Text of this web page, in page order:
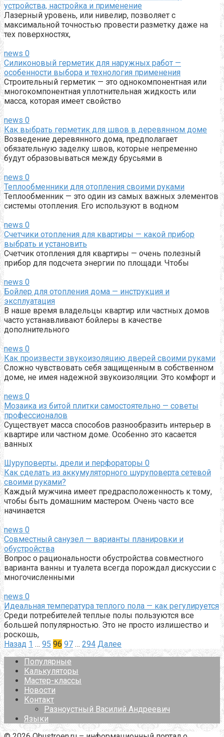
устройства, настройка и применение
Лазерный уровень, или нивелир, позволяет с
максимальной точностью провести разметку даже на
тех поверхностях,
news 0
Силиконовый герметик для наружных работ —
особенности выбора и технология применения
Строительный герметик — это однокомпонентная или
многокомпонентная уплотнительная жидкость или
масса, которая имеет свойство
news 0
Как выбрать герметик для швов в деревянном доме
Возведение деревянного дома, предполагает
обязательную заделку швов, которые непременно
будут образовываться между брусьями в
news 0
Теплообменники для отопления своими руками
Теплообменник — это один из самых важных элементов
системы отопления. Его используют в водном
news 0
Счетчики отопления для квартиры — какой прибор
выбрать и установить
Счетчик отопления для квартиры — очень полезный
прибор для подсчета энергии по площади. Чтобы
news 0
Бойлер для отопления дома — инструкция и
эксплуатация
В наше время владельцы квартир или частных домов
часто устанавливают бойлеры в качестве
дополнительного
news 0
Как произвести звукоизоляцию дверей своими руками
Сложно чувствовать себя защищенным в собственном
доме, не имея надежной звукоизоляции. Это комфорт и
news 0
Мозаика из битой плитки самостоятельно — советы
профессионалов
Существует масса способов разнообразить интерьер в
квартире или частном доме. Особенно это касается
ванных
Шуруповерты, дрели и перфораторы 0
Как сделать из аккумуляторного шуруповерта сетевой
своими руками?
Каждый мужчина имеет предрасположенность к тому,
чтобы быть домашним мастером. Очень часто все
начинается
news 0
Совместный санузел — варианты планировки и
обустройства
Вопрос о рациональности обустройства совместного
варианта ванны и туалета всегда порождал дискуссии с
многочисленными
news 0
Идеальная температура теплого пола — как регулируется
Среди потребителей теплые полы пользуются все
большей популярностью. Это не просто излишество и
роскошь,
Пагинация
Назад 1 … 95 96 97 … 294 Далее
Популярные
Калькуляторы
Мастер-классы
Новости
Контакт
Разноустный Василий Андреевич
Языки